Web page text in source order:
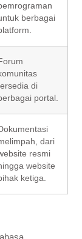
berbagai
di
portal.
dari
resmi
website
ketiga.